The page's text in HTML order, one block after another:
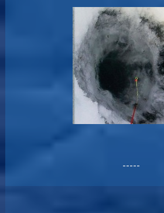
-----